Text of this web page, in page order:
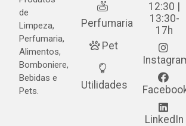
de
Limpeza,
Perfumaria,
Alimentos,
Bomboniere,
Bebidas e
Pets.
Perfumaria
Pet
Utilidades
12:30 |
13:30-
17h
LinkedIn